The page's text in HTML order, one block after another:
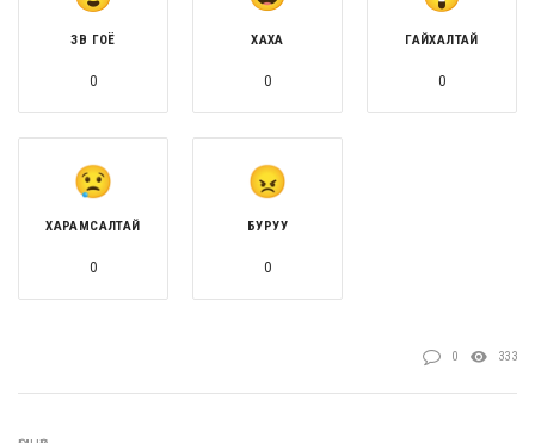
ЗӨВ ГОЁ
0
ХАХА
0
ГАЙХАЛТАЙ
0
ХАРАМСАЛТАЙ
0
БУРУУ
0
0 333